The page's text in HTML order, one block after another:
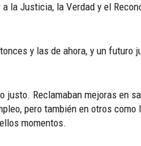
la Justicia, la Verdad y el
y las de ahora, y un futuro
justo. Reclamaban mejoras en
pero también en otros como
momentos.